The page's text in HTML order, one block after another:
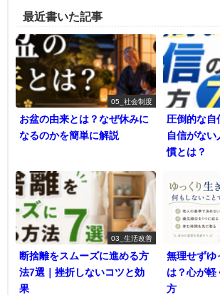
最近書いた記事
05_社会制度
お盆の由来とは？なぜ休みに
なるのかを簡単に解説
圧倒的な自
自信がない
慣とは？
03_生活改善
断捨離をスムーズに進める方
法7選｜挫折しないコツと効
果
無理せずゆ
は？心が軽
方